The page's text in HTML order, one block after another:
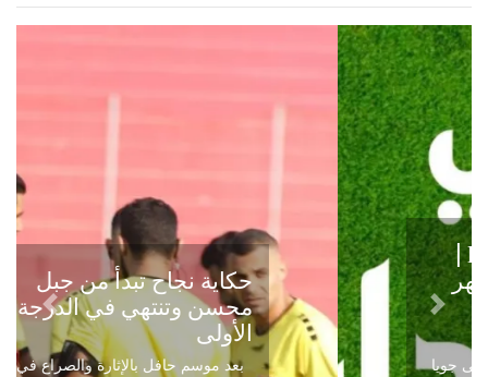
حكاية نجاح تبدأ من جبل
محسن وتنتهي في الدرجة
الأولى
بعد موسم حافل بالإثارة والصراع في دوري
Previous
Next